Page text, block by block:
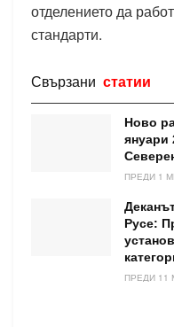
отделението да
стандарти.
Свързани статии
Ново
януари
ПРЕДИ 1
Русе:
ПРЕДИ 11